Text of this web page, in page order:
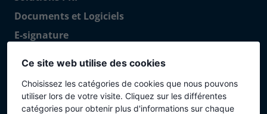
Documents et Logiciels
E-signature
Exchange Server, IIS
Internet Information Server
Ce site web utilise des cookies
Choisissez les catégories de cookies que nous pouvons
utiliser lors de votre visite. Cliquez sur les différentes
catégories pour obtenir plus d'informations sur chaque